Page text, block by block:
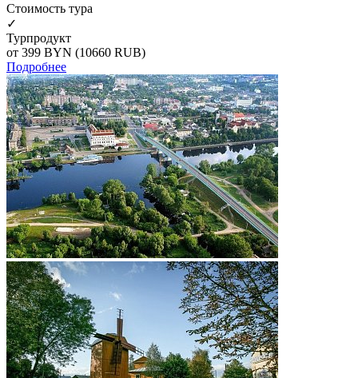
Cтоимость тура
✓
Турпродукт
от 399 BYN (10660 RUB)
Подробнее